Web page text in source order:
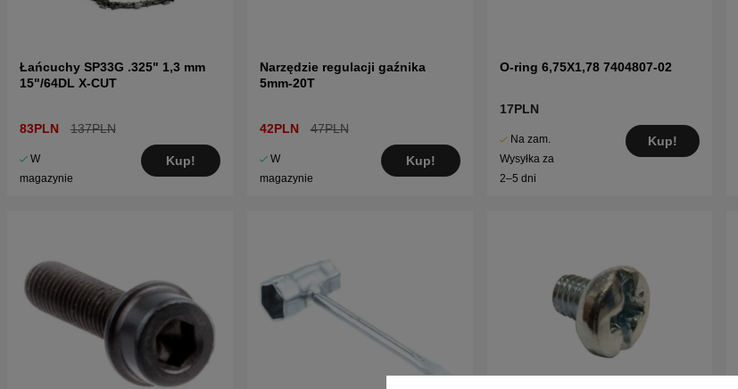
Łańcuchy SP33G .325" 1,3 mm
15"/64DL X-CUT
83PLN 137PLN
W
magazynie
Kup!
Narzędzie regulacji gaźnika
5mm-20T
42PLN 47PLN
W
magazynie
Kup!
O-ring 6,75X1,78 7404807-02
17PLN
Na zam.
Wysyłka za
2–5 dni
Kup!